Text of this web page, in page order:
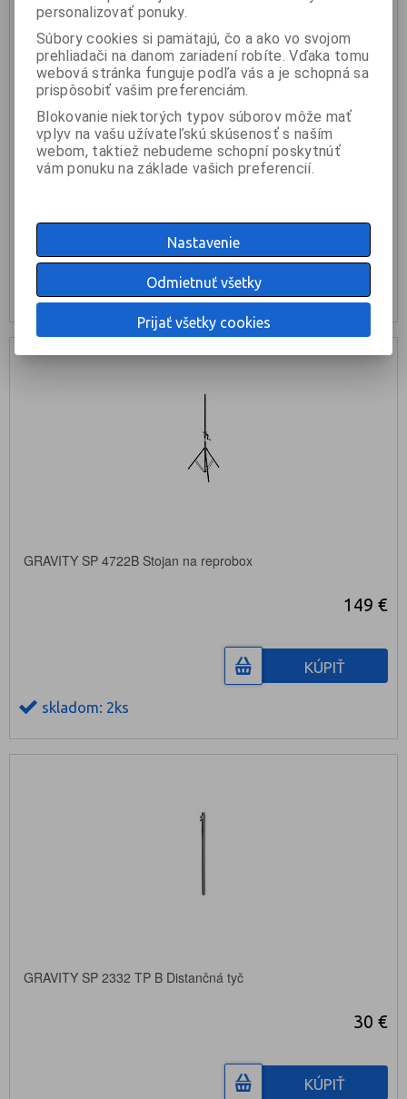
GRAVITY TSP 5212 LB Stojan na reprobox
GRAVITY SP 4722B Stojan na reprobox
149 €
KÚPIŤ
skladom: 2ks
GRAVITY SP 2332 TP B Distančná tyč
30 €
KÚPIŤ
personalizovať ponuky.
Súbory cookies si pamätajú, čo a ako vo svojom
prehliadači na danom zariadení robíte. Vďaka tomu
webová stránka funguje podľa vás a je schopná sa
prispôsobiť vašim preferenciám.
Blokovanie niektorých typov súborov môže mať
vplyv na vašu užívateľskú skúsenosť s naším
webom, taktiež nebudeme schopní poskytnúť
vám ponuku na základe vašich preferencií.
Nastavenie
Odmietnuť všetky
Prijať všetky cookies